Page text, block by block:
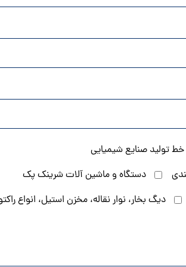
خط تولید صنایع شیمیایی
دستگاه و ماشین آلات شرینک پک
دیگ بخار، نوار نقاله، مخزن استیل، انواع